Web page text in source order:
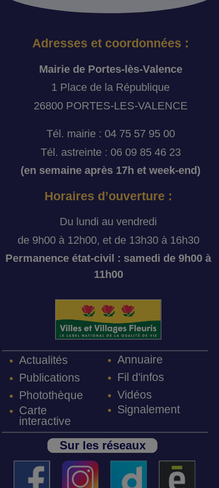
Adresses et coordonnées :
Mairie de Portes-lès-Valence
1 Place de la République
26800 PORTES-LES-VALENCE
Tél. mairie : 04 75 57 95 00
Tél. astreinte : 06 09 85 46 23
(en semaine après 17h et week-end)
Horaires d’ouverture :
Du lundi au vendredi
de 9h00 à 12h00, et de 13h30 à 16h30
Permanence état-civil : samedi de 9h00 à
11h00
Actualités
Publications
Photothèque
Carte
interactive
Annuaire
Fil d'infos
Vidéos
Signalement
Sur les réseaux